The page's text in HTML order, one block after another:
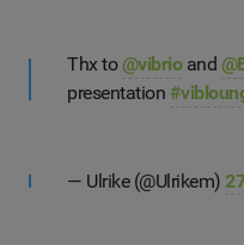
Thx to @vibrioand
presentation
— Ulrike (@Ulrikem)